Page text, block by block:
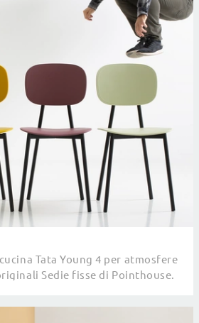
Tata Young 4 per atmosfere
Sedie fisse di Pointhouse.